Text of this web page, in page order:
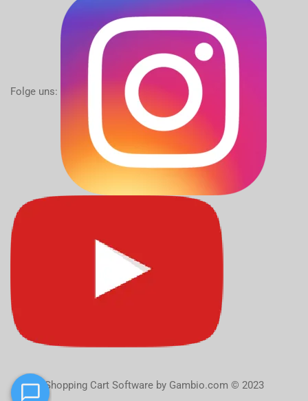
Folge uns:
Shopping Cart Softwareby Gambio.com © 2023